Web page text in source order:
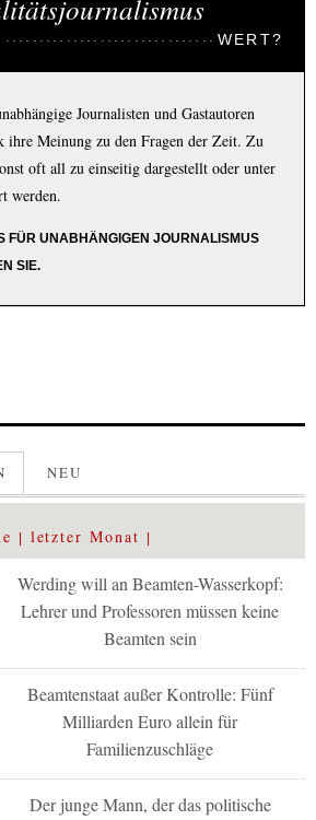
WERT?
Journalisten und Gastautoren
Meinung zu den Fragen der Zeit. Zu
oft all zu einseitig dargestellt oder unter
werden.
FÜR UNABHÄNGIGEN JOURNALISMUS
SIE.
NEU
letzter Monat
Werding will an Beamten-Wasserkopf:
Lehrer und Professoren müssen keine
Beamten sein
Beamtenstaat außer Kontrolle: Fünf
Milliarden Euro allein für
Familienzuschläge
Der junge Mann, der das politische